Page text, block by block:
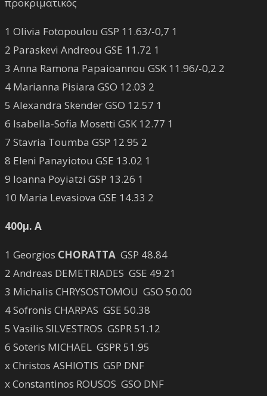
1 Olivia Fotopoulou GSP 11.63/-0,7 1
2 Paraskevi Andreou GSE 11.72 1
3 Anna Ramona Papaioannou GSK 11.96/-0,2 2
4 Marianna Pisiara GSO 12.03 2
5 Alexandra Skender GSO 12.57 1
6 Isabella-Sofia Mosetti GSK 12.77 1
7 Stavria Toumba GSP 12.95 2
8 Eleni Panayiotou GSE 13.02 1
9 Ioanna Poyiatzi GSP 13.26 1
10 Maria Levasiova GSE 14.33 2
400μ. Α
1 Georgios CHORATTA GSP 48.84
2 Andreas DEMETRIADES GSE 49.21
3 Michalis CHRYSOSTOMOU GSO 50.00
4 Sofronis CHARPAS GSE 50.38
5 Vasilis SILVESTROS GSPR 51.12
6 Soteris MICHAEL GSPR 51.95
x Christos ASHIOTIS GSP DNF
x Constantinos ROUSOS GSO DNF